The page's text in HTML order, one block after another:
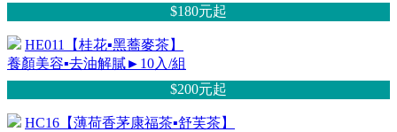
$180元起
HE011【桂花▪黑蕎麥茶】
養顏美容▪去油解膩►10入/組
$200元起
HC16【薄荷香茅康福茶▪舒芙茶】